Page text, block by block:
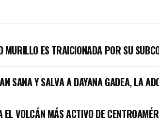
MURILLO ES TRAICIONADA POR SU
SANA Y SALVA A DAYANA GADEA, LA
EL VOLCÁN MÁS ACTIVO DE